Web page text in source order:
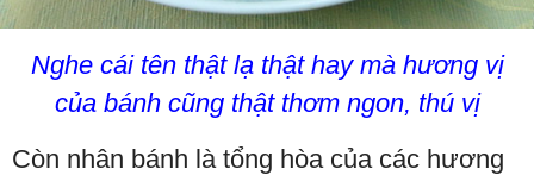
Nghe cái tên thật lạ thật hay mà hương vị
của bánh cũng thật thơm ngon, thú vị
Còn nhân bánh là tổng hòa của các hương